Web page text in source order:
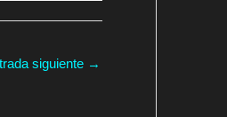
siguiente →